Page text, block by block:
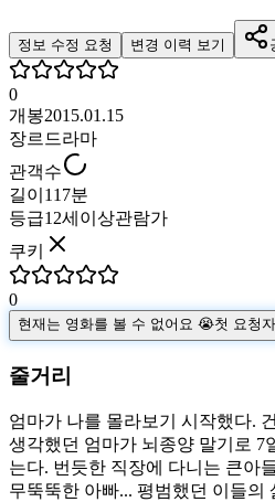
정보 수정 요청 변경 이력 보기
0
개봉2015.01.15
장르 드라마
관객수
길이 117분
등급12세이상관람가
쿠키
0
현재는 영화를 볼 수 없어요 😭첫 요청
줄거리
엄마가 나를 몰라보기 시작했다.
생각했던 엄마가 뇌종양 말기로 7
는다. 번듯한 직장에 다니는 큰아
무뚝뚝한 아빠... 평범했던 이들의